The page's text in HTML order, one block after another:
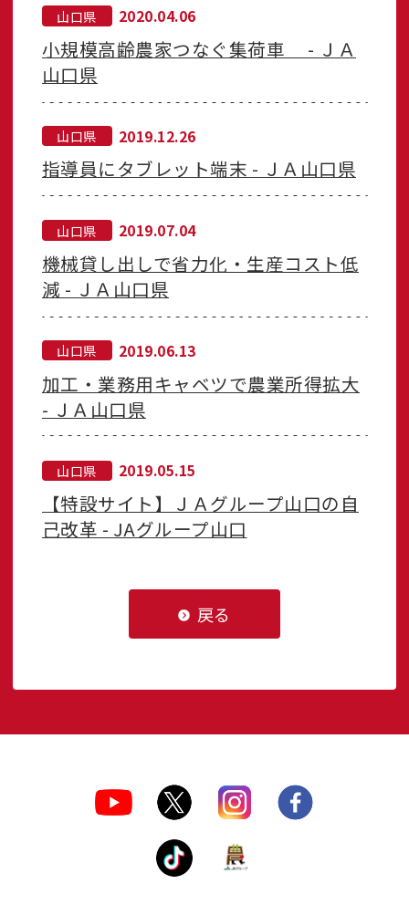
山口県 2020.04.06
小規模高齢農家つなぐ集荷車 - ＪＡ
山口県
山口県 2019.12.26
指導員にタブレット端末 - ＪＡ山口県
山口県 2019.07.04
機械貸し出しで省力化・生産コスト低
減 - ＪＡ山口県
山口県 2019.06.13
加工・業務用キャベツで農業所得拡大
- ＪＡ山口県
山口県 2019.05.15
【特設サイト】ＪＡグループ山口の自
己改革 - JAグループ山口
戻る